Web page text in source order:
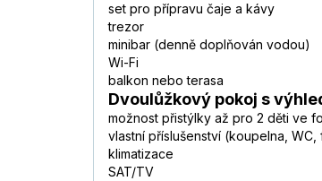
set pro přípravu čaje a kávy
trezor
minibar (denně doplňován vodou)
Wi-Fi
balkon nebo terasa
Dvoulůžkový pokoj s
možnost přistýlky až pro 2 děti ve
vlastní příslušenství (koupelna, WC,
klimatizace
SAT/TV